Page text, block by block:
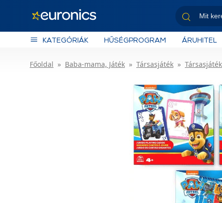
KATEGÓRIÁK HŰSÉGPROGRAM ÁRUHITEL
Főoldal Baba-mama, Játék Társasjáték